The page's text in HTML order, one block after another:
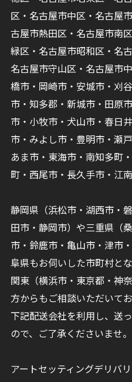
区・名古屋市中区・名古屋
古屋市熱田区・名古屋市南
緑区・名古屋市昭和区・名
名古屋市守山区・名古屋市
橋市・岡崎市・安城市・刈
市・知多郡・新城市・田原
市・小牧市・犬山市・春日
市・みよし市・豊明市・瀬
あま市・東海市・南知多町
町・西尾市・長久手市・江
静岡県（浜松市・湖西市・
田市・静岡市）や三重県（
市・鈴鹿市・亀山市・津市
阜県もお伺いした市町村と
関東（横浜市・東京都・神
方からもご相談いただいて
下記配送会社を利用し、送
ので、ご了承くださいませ。
アートセッティングデリバ